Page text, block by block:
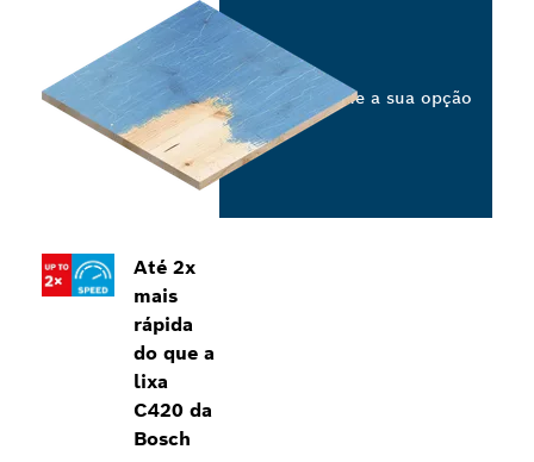
Até 2x
mais
rápida
do que a
lixa
C420 da
Bosch
Selecione a sua opção